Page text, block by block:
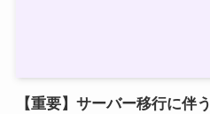
【重要】サーバー移行に伴